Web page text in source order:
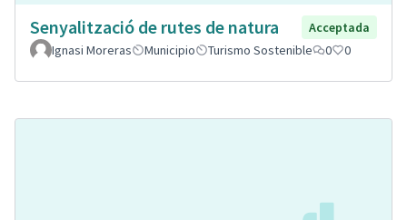
Senyalització de rutes de natura
Acceptada
Ignasi Moreras
Municipio Turismo Sostenible 0 0